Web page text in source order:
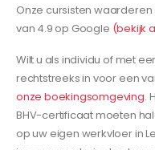
Onze cursisten
van 4.9 op Google (bekijk
Wilt u als individu of met
rechtstreeks in voor een
onze boekingsomgeving.
BHV-certificaat moeten
op uw eigen werkvloer in